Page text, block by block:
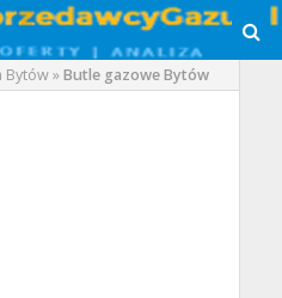
Bytów»Butle gazowe Bytów